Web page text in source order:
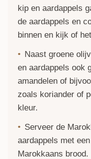
kip en aardappels
de aardappels en
binnen en kijk of
Naast groene
en aardappels ook
amandelen of
zoals koriander of
kleur.
Serveer de
aardappels met een
Marokkaans brood.